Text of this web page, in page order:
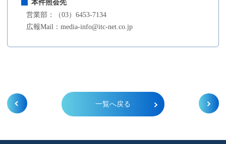
本件照会先
営業部：（03）6453-7134
広報Mail：media-info@itc-net.co.jp
一覧へ戻る